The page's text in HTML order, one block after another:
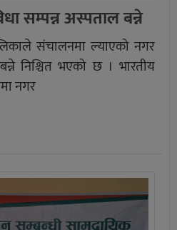
सम्पन्न अस्पताल बन्ने
संचालनमा ल्याएको नगर
निश्चित भएको छ । भारतीय
नगर